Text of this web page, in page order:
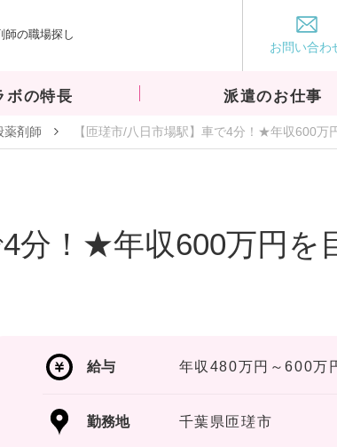
師の職場探し
お問い合わ
ボの特長 派遣のお仕事
薬剤師 【匝瑳市/八日市場駅】車で4分！★年収600
4分！★年収600万円
給与 年収480万円～600万
勤務地 千葉県匝瑳市